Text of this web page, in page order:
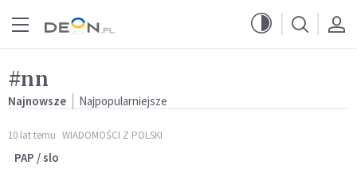
#nn
Najnowsze Najpopularniejsze
10 lat temu WIADOMOŚCI Z POLSKI
PAP / slo